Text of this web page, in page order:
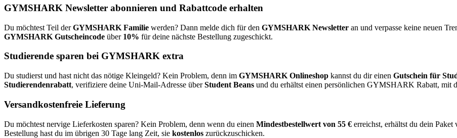
GYMSHARK Newsletter abonnieren und Rabattcode erhalten
Du möchtest Teil derGYMSHARK Familie werden? Dann melde dich für den GYMSHARK Newsletter an und verpasse keine neuen
GYMSHARK Gutscheincode über 10% für deine nächste Bestellung zugeschickt.
Studierende sparen bei GYMSHARK extra
Du studierst und hast nicht das nötige Kleingeld? Kein Problem, denn im GYMSHARK Onlineshop kannst du dir einen Gutschein für
Studierendenrabatt, verifiziere deine Uni-Mail-Adresse überStudent Beans und du erhältst einen persönlichen GYMSHARK Rabatt, mit
Versandkostenfreie Lieferung
Du möchtest nervige Lieferkosten sparen? Kein Problem, denn wenn du einen Mindestbestellwert von 55 € erreichst, erhältst du dein
Bestellung hast du im übrigen 30 Tage lang Zeit, sie kostenlos zurückzuschicken.